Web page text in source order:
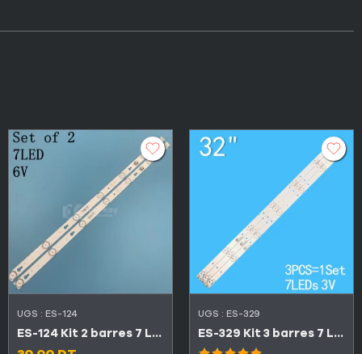
UGS : ES-124
ES-124 Kit 2 barres 7 LED 6V TCL 32″ 32D2700 / 32D2710
UGS : ES-329
ES-329 Kit 3 barres 7 LED 3V TV CONDOR 32″ LEDN32D52